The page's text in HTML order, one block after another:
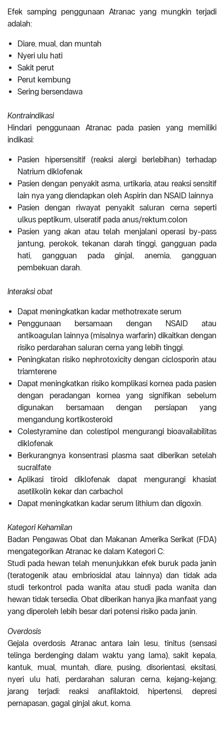
Efek samping penggunaan Atranac yang mungkin terjadi
adalah:
Diare, mual, dan muntah
Nyeri ulu hati
Sakit perut
Perut kembung
Sering bersendawa
Kontraindikasi
Hindari penggunaan Atranac pada pasien yang memiliki
indikasi:
Pasien hipersensitif (reaksi alergi berlebihan) terhadap
Natrium diklofenak
Pasien dengan penyakit asma, urtikaria, atau reaksi sensitif
lain nya yang diendapkan oleh Aspirin dan NSAID lainnya
Pasien dengan riwayat penyakit saluran cerna seperti
ulkus peptikum, ulseratif pada anus/rektum.colon
Pasien yang akan atau telah menjalani operasi by-pass
jantung, perokok, tekanan darah tinggi, gangguan pada
hati, gangguan pada ginjal, anemia, gangguan
pembekuan darah.
Interaksi obat
Dapat meningkatkan kadar methotrexate serum
Penggunaan bersamaan dengan NSAID atau
antikoagulan lainnya (misalnya warfarin) dikaitkan dengan
risiko perdarahan saluran cerna yang lebih tinggi.
Peningkatan risiko nephrotoxicity dengan ciclosporin atau
triamterene
Dapat meningkatkan risiko komplikasi kornea pada pasien
dengan peradangan kornea yang signifikan sebelum
digunakan bersamaan dengan persiapan yang
mengandung kortikosteroid
Colestyramine dan colestipol mengurangi bioavailabilitas
diklofenak
Berkurangnya konsentrasi plasma saat diberikan setelah
sucralfate
Aplikasi tiroid diklofenak dapat mengurangi khasiat
asetilkolin kekar dan carbachol
Dapat meningkatkan kadar serum lithium dan digoxin.
Kategori Kehamilan
Badan Pengawas Obat dan Makanan Amerika Serikat (FDA)
mengategorikan Atranac ke dalam Kategori C:
Studi pada hewan telah menunjukkan efek buruk pada janin
(teratogenik atau embriosidal atau lainnya) dan tidak ada
studi terkontrol pada wanita atau studi pada wanita dan
hewan tidak tersedia. Obat diberikan hanya jika manfaat yang
yang diperoleh lebih besar dari potensi risiko pada janin.
Overdosis
Gejala overdosis Atranac antara lain lesu, tinitus (sensasi
telinga berdenging dalam waktu yang lama), sakit kepala,
kantuk, mual, muntah, diare, pusing, disorientasi, eksitasi,
nyeri ulu hati, perdarahan saluran cerna, kejang-kejang;
jarang terjadi: reaksi anafilaktoid, hipertensi, depresi
pernapasan, gagal ginjal akut, koma.